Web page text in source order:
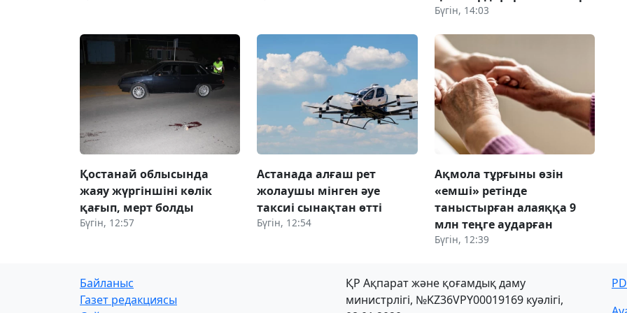
Бүгін, 14:03
Қостанай облысында
жаяу жүргіншіні көлік
қағып, мерт болды
Бүгін, 12:57
Астанада алғаш рет
жолаушы мінген әуе
таксиі сынақтан өтті
Бүгін, 12:54
Ақмола тұрғыны өзін
«емші» ретінде
таныстырған алаяққа 9
млн теңге аударған
Бүгін, 12:39
Байланыс
Газет редакциясы
ҚР Ақпарат және қоғамдық даму
министрлігі, №KZ36VPY00019169 куәлігі,